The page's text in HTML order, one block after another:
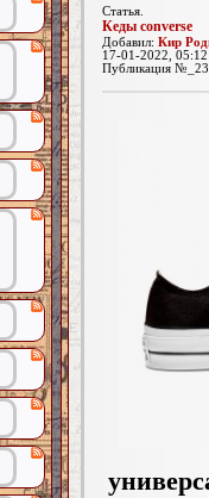
Статья.
Кеды converse
Добавил: Кир
17-01-2022,
Публикация